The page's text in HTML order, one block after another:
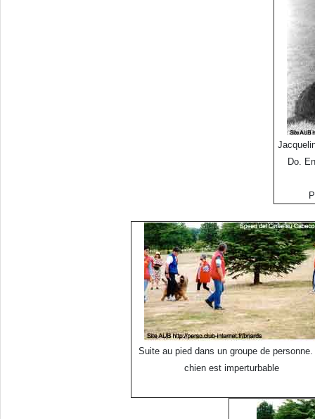
Do.
Suite au pied dans un groupe de personne.
chien est imperturbable